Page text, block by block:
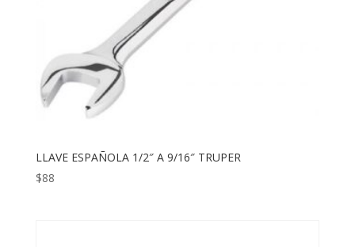
LLAVE ESPAÑOLA 1/2″ A 9/16″ TRUPER
$88